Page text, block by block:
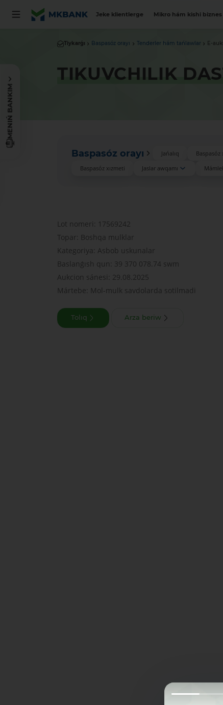
Jeke klientlerge Mikro hám kishi biznes
MENIŃ BANKIM
Tiykarǵı Baspasóz orayı Tenderler hám tańlawlar E-
TIKUVCHILIK
Baspasóz orayı Jańalıq Baspasóz
Baspasóz xızmeti
Jaslar awqamı
Lot nomeri: 17569242
Topar: Boshqa mulklar
Kategoriya: Asbob uskunalar
Baslanǵısh qun: 39 370 078.74 swm
Aukcion sánesi: 29.08.2025
Mártebe: Mol-mulk savdolarda sotilmadi
Tolıq Arza beriw